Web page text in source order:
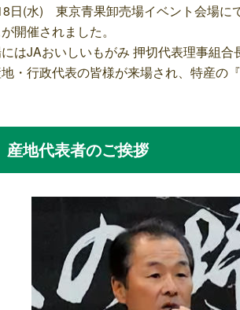
日(水) 東京青果卸売場イベント会場に
開催されました。
はJAおいしいもがみ 押切代表理事組
・行政代表の皆様が来場され、特産の
産地代表者のご挨拶